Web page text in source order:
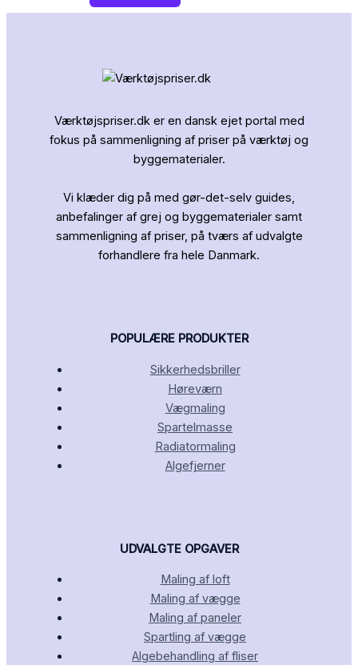
Værktøjspriser.dk er en dansk ejet portal med
fokus på sammenligning af priser på værktøj og
byggematerialer.
Vi klæder dig på med gør-det-selv guides,
anbefalinger af grej og byggematerialer samt
sammenligning af priser, på tværs af udvalgte
forhandlere fra hele Danmark.
POPULÆRE PRODUKTER
Sikkerhedsbriller
Høreværn
Vægmaling
Spartelmasse
Radiatormaling
Algefjerner
UDVALGTE OPGAVER
Maling af loft
Maling af vægge
Maling af paneler
Spartling af vægge
Algebehandling af fliser